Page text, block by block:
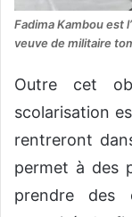
Fadima Kambou est
veuve de militaire
Outre cet
scolarisation
rentreront
permet à des
prendre des